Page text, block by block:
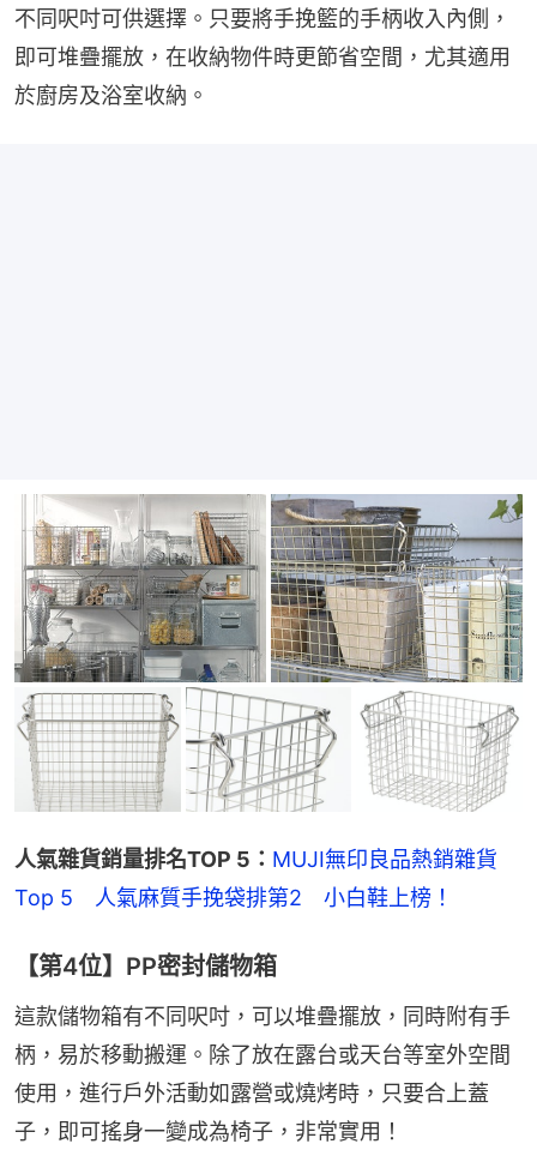
不同呎吋可供選擇。只要將手挽籃的手柄收入內側，
即可堆疊擺放，在收納物件時更節省空間，尤其適用
於廚房及浴室收納。
人氣雜貨銷量排名TOP 5： MUJI無印良品熱銷雜貨
Top 5　人氣麻質手挽袋排第2　小白鞋上榜！
【第4位】PP密封儲物箱
這款儲物箱有不同呎吋，可以堆疊擺放，同時附有手
柄，易於移動搬運。除了放在露台或天台等室外空間
使用，進行戶外活動如露營或燒烤時，只要合上蓋
子，即可搖身一變成為椅子，非常實用！